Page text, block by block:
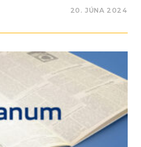
20. JÚNA 2024